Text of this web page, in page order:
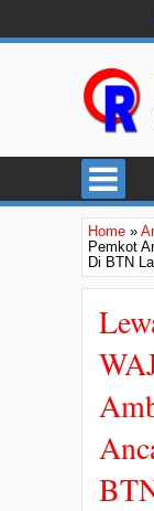
Home »
Pemkot
Di BTN